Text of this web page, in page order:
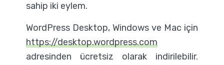
sahip iki eylem.
WordPress Desktop, Windows ve Mac için
https://desktop.wordpress.com
adresinden ücretsiz olarak indirilebilir.